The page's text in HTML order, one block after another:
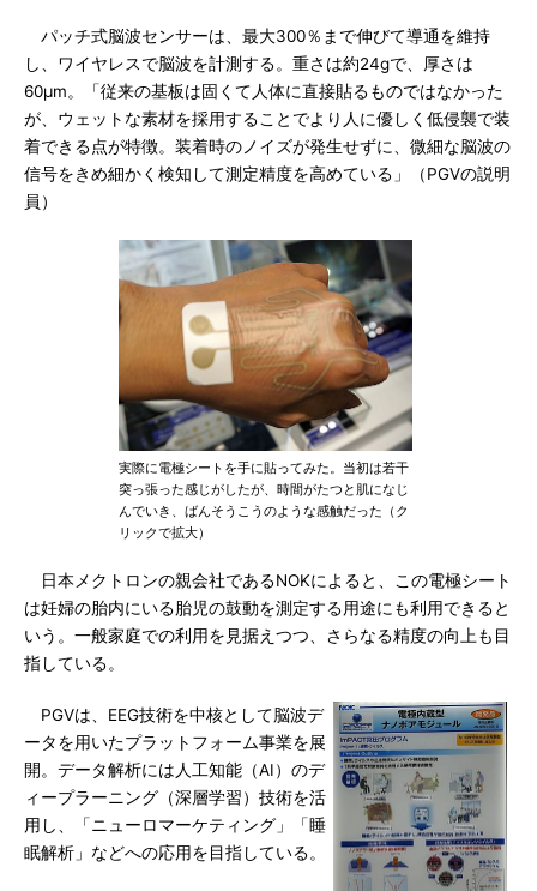
パッチ式脳波センサーは、最大300％まで伸びて導通を維持
し、ワイヤレスで脳波を計測する。重さは約24gで、厚さは
60μm。「従来の基板は固くて人体に直接貼るものではなかった
が、ウェットな素材を採用することでより人に優しく低侵襲で装
着できる点が特徴。装着時のノイズが発生せずに、微細な脳波の
信号をきめ細かく検知して測定精度を高めている」（PGVの説明
員）
実際に電極シートを手に貼ってみた。当初は若干
突っ張った感じがしたが、時間がたつと肌になじ
んでいき、ばんそうこうのような感触だった（ク
リックで拡大）
日本メクトロンの親会社であるNOKによると、この電極シート
は妊婦の胎内にいる胎児の鼓動を測定する用途にも利用できると
いう。一般家庭での利用を見据えつつ、さらなる精度の向上も目
指している。
PGVは、EEG技術を中核として脳波デ
ータを用いたプラットフォーム事業を展
開。データ解析には人工知能（AI）のデ
ィープラーニング（深層学習）技術を活
用し、「ニューロマーケティング」「睡
眠解析」などへの応用を目指している。